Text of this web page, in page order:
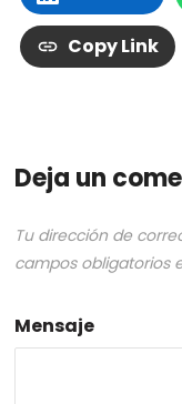
Copy Link
Deja un
Tu dirección de
campos obligatorios
Mensaje